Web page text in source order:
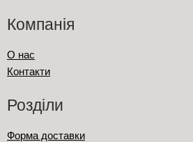
Компанія
О нас
Контакти
Розділи
Форма доставки